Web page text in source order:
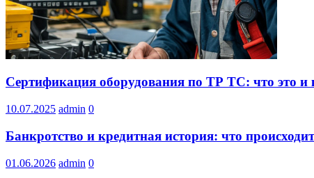
Сертификация оборудования по ТР ТС: что это и
10.07.2025 admin 0
Банкротство и кредитная история: что
01.06.2026 admin 0